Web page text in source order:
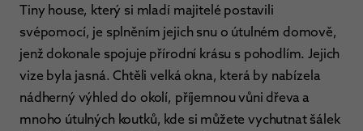
Tiny house, který si mladí majitelé postavili
svépomocí, je splněním jejich snu o útulném domově,
jenž dokonale spojuje přírodní krásu s pohodlím. Jejich
vize byla jasná. Chtěli velká okna, která by nabízela
nádherný výhled do okolí, příjemnou vůni dřeva a
mnoho útulných koutků, kde si můžete vychutnat šálek